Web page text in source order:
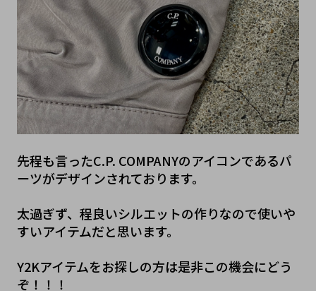
先程も言ったC.P. COMPANYのアイコンであるパ
ーツがデザインされております。
太過ぎず、程良いシルエットの作りなので使いや
すいアイテムだと思います。
Y2Kアイテムをお探しの方は是非この機会にどう
ぞ！！！